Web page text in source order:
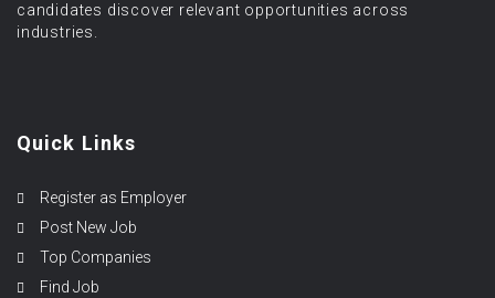
candidates discover relevant opportunities across
industries.
Quick Links
Register as Employer
Post New Job
Top Companies
Find Job